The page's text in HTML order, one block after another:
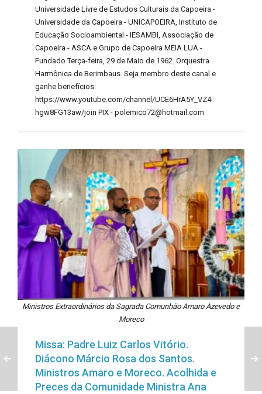
Universidade Livre de Estudos Culturais da Capoeira -
Universidade da Capoeira - UNICAPOEIRA, Instituto de
Educação Socioambiental - IESAMBI, Associação de
Capoeira - ASCA e Grupo de Capoeira MEIA LUA -
Fundado Terça-feira, 29 de Maio de 1962. Orquestra
Harmônica de Berimbaus. Seja membro deste canal e
ganhe benefícios:
https://www.youtube.com/channel/UCE6HrA5Y_VZ4-
hgw8FG13aw/join PIX - polemico72@hotmail.com
Ministros Extraordinários da Sagrada Comunhão Amaro Azevedo e
Moreco
Missa: Padre Luiz Carlos Vitório.
Diácono Márcio Rosa dos Santos.
Ministros Amaro e Moreco. Acolhida e
Preces da Comunidade Ministra Ana